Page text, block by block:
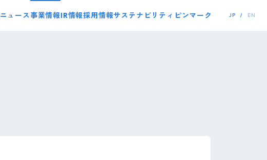
ニュース事業情報IR情報採用情報サステナビリティ ピンマーク JP EN